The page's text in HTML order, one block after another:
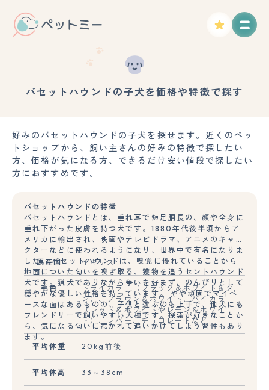
バセットハウンドの子犬を価格や特徴で探す
好みのバセットハウンドの子犬を探せます。近くのペッ
トショップから、飼い主さんの好みの特徴で探したい
方、価格が気になる方、できるだけ安い値段で探したい
方におすすめです。
バセットハウンドの特徴
バセットハウンドとは、垂れ耳で短足胴長の、顔や全身に
垂れ下がった皮膚を持つ犬です。1880年代後半頃からア
メリカに輸出され、映画やテレビドラマ、アニメのキャラ
クターなどに使われるようになり、世界中で有名になりま
した。 バセットハウンドは、嗅覚に優れていることから
地面についた匂いを嗅ぎ取る、獲物を追うセントハウンド
犬です。猟犬でありながら争いを好まず、のんびりとして
穏やかな優しい性格を持っています。 やや頑固でマイペ
ースな面はあるものの、子供と遊ぶのも上手で、他犬にも
フレンドリーで飼いやすい犬種です。探索が好きなことか
ら、気になる匂いに惹かれて追いかけてしまう習性もあり
ます。
原産国 イギリス
毛色
トライカラー（ブラック＆ホワイト＆タ
ン）、ブラウン＆ホワイト、バイカラー
（レッド＆ホワイトやレモン＆ホワイ
ト）、レバー、チョコレートなど
平均体重 20kg前後
平均体高 33～38cm